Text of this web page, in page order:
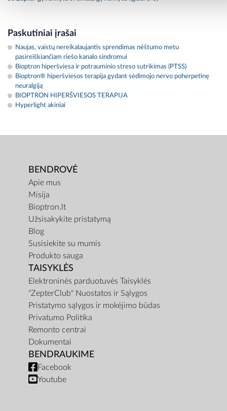
Paskutiniai įrašai
Naujas, vaistų nereikalaujantis sprendimas nėštumo metu
pasireiškiančiam riešo kanalo sindromui
Bioptron hiperšviesa ir potrauminio streso sutrikimas (PTSS)
Bioptron® hiperšviesos terapija gydant sėdimojo nervo poherpetinę
neuralgiją
BIOPTRON HIPERŠVIESOS TERAPIJA
Hyperlight akiniai
BENDROVĖ
Apie mus
Misija
Bioptron.lt
Užsisakykite pristatymą
Blog
Susisiekite su mumis
Produkto sauga
TAISYKLĖS
Elektroninės parduotuvės Taisyklės
"ZepterClub" Nuostatos ir Sąlygos
Pristatymo sąlygos ir mokėjimo būdas
Privatumo Politika
Remonto centrai
Dokumentai
BENDRAUKIME
Facebook
Youtube